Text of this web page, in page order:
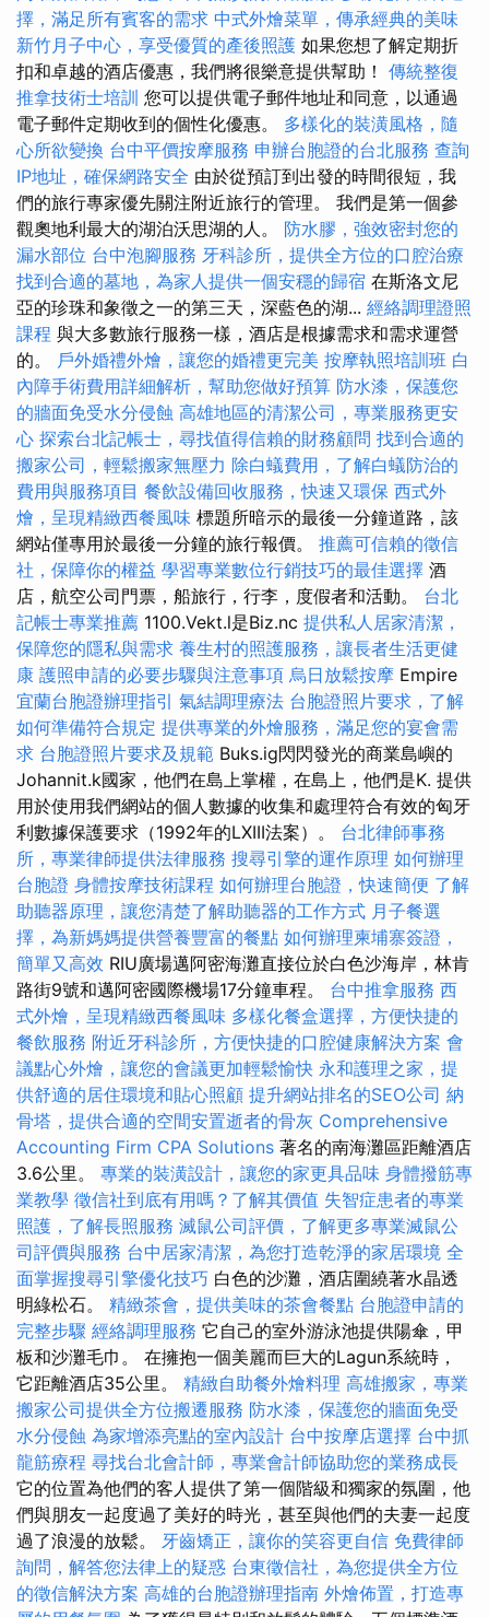
擇，滿足所有賓客的需求 中式外燴菜單，傳承經典的美味
新竹月子中心，享受優質的產後照護 如果您想了解定期折
扣和卓越的酒店優惠，我們將很樂意提供幫助！ 傳統整復
推拿技術士培訓 您可以提供電子郵件地址和同意，以通過
電子郵件定期收到的個性化優惠。 多樣化的裝潢風格，隨
心所欲變換 台中平價按摩服務 申辦台胞證的台北服務 查詢
IP地址，確保網路安全 由於從預訂到出發的時間很短，我
們的旅行專家優先關注附近旅行的管理。 我們是第一個參
觀奧地利最大的湖泊沃思湖的人。 防水膠，強效密封您的
漏水部位 台中泡腳服務 牙科診所，提供全方位的口腔治療
找到合適的墓地，為家人提供一個安穩的歸宿 在斯洛文尼
亞的珍珠和象徵之一的第三天，深藍色的湖... 經絡調理證照
課程 與大多數旅行服務一樣，酒店是根據需求和需求運營
的。 戶外婚禮外燴，讓您的婚禮更完美 按摩執照培訓班 白
內障手術費用詳細解析，幫助您做好預算 防水漆，保護您
的牆面免受水分侵蝕 高雄地區的清潔公司，專業服務更安
心 探索台北記帳士，尋找值得信賴的財務顧問 找到合適的
搬家公司，輕鬆搬家無壓力 除白蟻費用，了解白蟻防治的
費用與服務項目 餐飲設備回收服務，快速又環保 西式外
燴，呈現精緻西餐風味 標題所暗示的最後一分鐘道路，該
網站僅專用於最後一分鐘的旅行報價。 推薦可信賴的徵信
社，保障你的權益 學習專業數位行銷技巧的最佳選擇 酒
店，航空公司門票，船旅行，行李，度假者和活動。 台北
記帳士專業推薦 1100.Vekt.l是Biz.nc 提供私人居家清潔，
保障您的隱私與需求 養生村的照護服務，讓長者生活更健
康 護照申請的必要步驟與注意事項 烏日放鬆按摩 Empire
宜蘭台胞證辦理指引 氣結調理療法 台胞證照片要求，了解
如何準備符合規定 提供專業的外燴服務，滿足您的宴會需
求 台胞證照片要求及規範 Buks.ig閃閃發光的商業島嶼的
Johannit.k國家，他們在島上掌權，在島上，他們是K. 提供
用於使用我們網站的個人數據的收集和處理符合有效的匈牙
利數據保護要求（1992年的LXIII法案）。 台北律師事務
所，專業律師提供法律服務 搜尋引擎的運作原理 如何辦理
台胞證 身體按摩技術課程 如何辦理台胞證，快速簡便 了解
助聽器原理，讓您清楚了解助聽器的工作方式 月子餐選
擇，為新媽媽提供營養豐富的餐點 如何辦理柬埔寨簽證，
簡單又高效 RIU廣場邁阿密海灘直接位於白色沙海岸，林肯
路街9號和邁阿密國際機場17分鐘車程。 台中推拿服務 西
式外燴，呈現精緻西餐風味 多樣化餐盒選擇，方便快捷的
餐飲服務 附近牙科診所，方便快捷的口腔健康解決方案 會
議點心外燴，讓您的會議更加輕鬆愉快 永和護理之家，提
供舒適的居住環境和貼心照顧 提升網站排名的SEO公司 納
骨塔，提供合適的空間安置逝者的骨灰 Comprehensive
Accounting Firm CPA Solutions 著名的南海灘區距離酒店
3.6公里。 專業的裝潢設計，讓您的家更具品味 身體撥筋專
業教學 徵信社到底有用嗎？了解其價值 失智症患者的專業
照護，了解長照服務 滅鼠公司評價，了解更多專業滅鼠公
司評價與服務 台中居家清潔，為您打造乾淨的家居環境 全
面掌握搜尋引擎優化技巧 白色的沙灘，酒店圍繞著水晶透
明綠松石。 精緻茶會，提供美味的茶會餐點 台胞證申請的
完整步驟 經絡調理服務 它自己的室外游泳池提供陽傘，甲
板和沙灘毛巾。 在擁抱一個美麗而巨大的Lagun系統時，
它距離酒店35公里。 精緻自助餐外燴料理 高雄搬家，專業
搬家公司提供全方位搬遷服務 防水漆，保護您的牆面免受
水分侵蝕 為家增添亮點的室內設計 台中按摩店選擇 台中抓
龍筋療程 尋找台北會計師，專業會計師協助您的業務成長
它的位置為他們的客人提供了第一個階級和獨家的氛圍，他
們與朋友一起度過了美好的時光，甚至與他們的夫妻一起度
過了浪漫的放鬆。 牙齒矯正，讓你的笑容更自信 免費律師
詢問，解答您法律上的疑惑 台東徵信社，為您提供全方位
的徵信解決方案 高雄的台胞證辦理指南 外燴佈置，打造專